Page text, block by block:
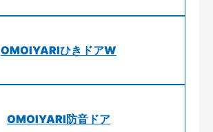
OMOIYARIひきドアW
OMOIYARI防音ドア